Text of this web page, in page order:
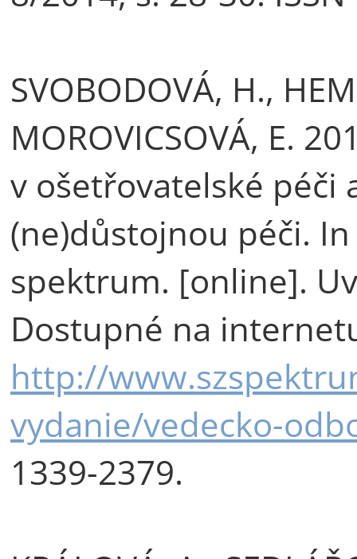
SVOBODOVÁ, H.,
MOROVICSOVÁ, E.
v ošetřovatelské péči
(ne)důstojnou péči.
spektrum. [online].
Dostupné na
http://
vydanie/vedecko-
1339-2379.